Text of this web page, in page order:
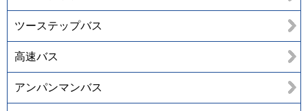
ツーステップバス
高速バス
アンパンマンバス